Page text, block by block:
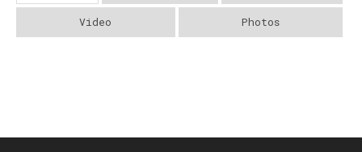
Video Photos